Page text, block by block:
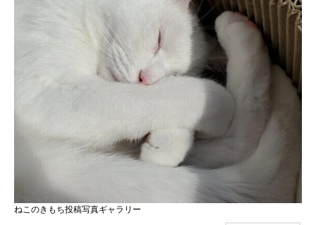
ねこのきもち投稿写真ギャラリー